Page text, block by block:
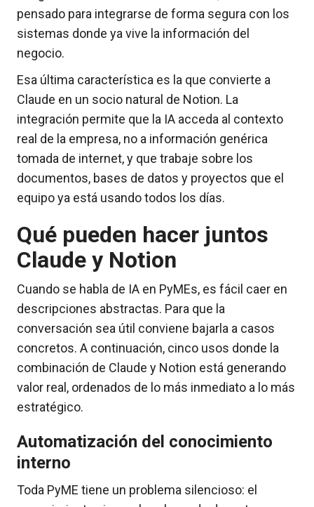
pensado para integrarse de forma segura con los
sistemas donde ya vive la información del
negocio.
Esa última característica es la que convierte a
Claude en un socio natural de Notion. La
integración permite que la IA acceda al contexto
real de la empresa, no a información genérica
tomada de internet, y que trabaje sobre los
documentos, bases de datos y proyectos que el
equipo ya está usando todos los días.
Qué pueden hacer juntos
Claude y Notion
Cuando se habla de IA en PyMEs, es fácil caer en
descripciones abstractas. Para que la
conversación sea útil conviene bajarla a casos
concretos. A continuación, cinco usos donde la
combinación de Claude y Notion está generando
valor real, ordenados de lo más inmediato a lo más
estratégico.
Automatización del conocimiento
interno
Toda PyME tiene un problema silencioso: el